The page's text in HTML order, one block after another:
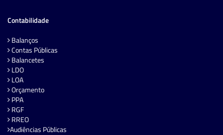
Contabilidade
Balanços
Contas Públicas
Balancetes
LDO
LOA
Orçamento
PPA
RGF
RREO
Audiências Públicas